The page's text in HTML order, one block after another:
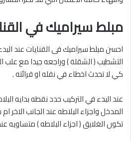
مبلط سيراميك في
احسن مبلط سيراميك فى القنايات عند
التشطيب ( الشقلة ) وراجعه جيدا مع علب
كي لا تحدث اخطاء في نقله او قرائته .
عند البدء في التركيب حدد نقطه بدايه
المدخل واجزاء البلاطه عند الجانب
تكون الغلايق ( اجزاء البلاطه ) متساويه